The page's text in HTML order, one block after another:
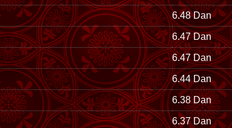
6.48 Dan
6.47 Dan
6.47 Dan
6.44 Dan
6.38 Dan
6.37 Dan